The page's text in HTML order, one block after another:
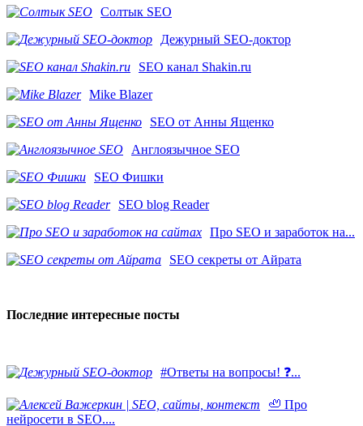
Солтык SEO
Дежурный SEO-доктор
SEO канал Shakin.ru
Mike Blazer
SEO от Анны Ященко
Англоязычное SEO
SEO Фишки
SEO blog Reader
Про SEO и заработок на...
SEO секреты от Айрата
Последние интересные посты
#Ответы на вопросы! ❓...
🦥 Про
нейросети в SEO....